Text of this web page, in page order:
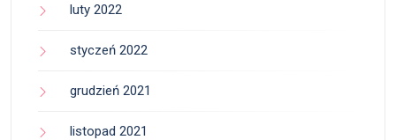
luty 2022
styczeń 2022
grudzień 2021
listopad 2021